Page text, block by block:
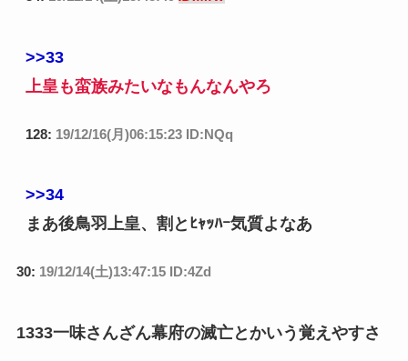
>>33
上皇も蛮族みたいなもんなんやろ
128: 19/12/16(月)06:15:23 ID:NQq
>>34
まあ後鳥羽上皇、割とﾋｬｯﾊｰ気質よなあ
30: 19/12/14(土)13:47:15 ID:4Zd
1333一味さんざん幕府の滅亡とかいう覚えやすさ